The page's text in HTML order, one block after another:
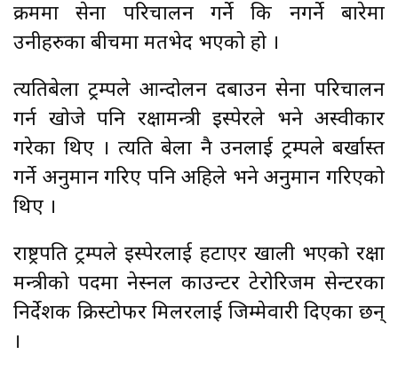
क्रममा सेना परिचालन गर्ने कि नगर्ने बारेमा
उनीहरुका बीचमा मतभेद भएको हो ।
त्यतिबेला ट्रम्पले आन्दोलन दबाउन सेना परिचालन
गर्न खोजे पनि रक्षामन्त्री इस्पेरले भने अस्वीकार
गरेका थिए । त्यति बेला नै उनलाई ट्रम्पले बर्खास्त
गर्ने अनुमान गरिए पनि अहिले भने अनुमान गरिएको
थिए ।
राष्ट्रपति ट्रम्पले इस्पेरलाई हटाएर खाली भएको रक्षा
मन्त्रीको पदमा नेस्नल काउन्टर टेरोरिजम सेन्टरका
निर्देशक क्रिस्टोफर मिलरलाई जिम्मेवारी दिएका छन्
।